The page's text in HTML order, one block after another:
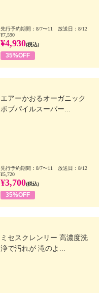
先行予約期間：8/7〜11 放送日：8/12
¥7,590
¥4,930(税込)
35%OFF
エアーかおるオーガニック
ボブパイルスーパー...
先行予約期間：8/7〜11 放送日：8/12
¥5,720
¥3,700(税込)
35%OFF
ミセスクレンリー 高濃度洗
浄で汚れが 滝のよ...